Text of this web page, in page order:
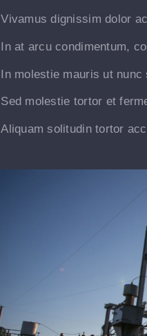
Vivamus dignissim dolor
In at arcu condimentum,
In molestie mauris ut
Sed molestie tortor et
Aliquam solitudin tortor